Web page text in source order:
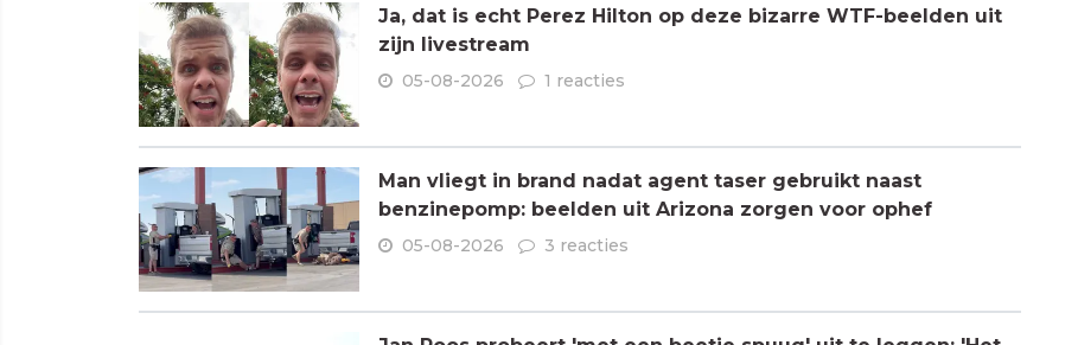
Ja, dat is echt Perez Hilton op deze bizarre WTF-beelden uit
zijn livestream
05-08-2026 1 reacties
Man vliegt in brand nadat agent taser gebruikt naast
benzinepomp: beelden uit Arizona zorgen voor ophef
05-08-2026 3 reacties